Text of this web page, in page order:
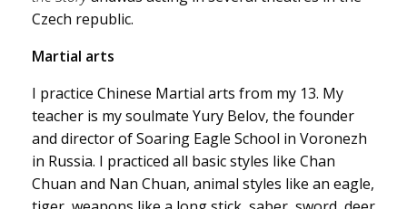
Czech republic.
Martial arts
I practice Chinese Martial arts from my 13. My
teacher is my soulmate Yury Belov, the founder
and director of Soaring Eagle School in Voronezh
in Russia. I practiced all basic styles like Chan
Chuan and Nan Chuan, animal styles like an eagle,